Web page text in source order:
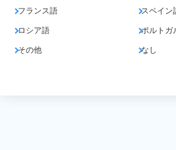
フランス語 スペイン
ロシア語 ポルトガ
その他 なし